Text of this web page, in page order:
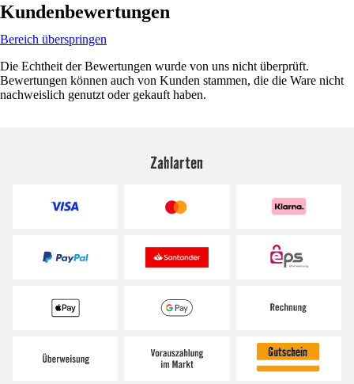
Kundenbewertungen
Bereich überspringen
Die Echtheit der Bewertungen wurde von uns nicht überprüft.
Bewertungen können auch von Kunden stammen, die die Ware nicht
nachweislich genutzt oder gekauft haben.
Zahlarten